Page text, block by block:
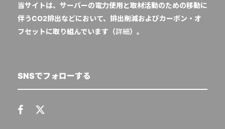
当サイトは、サーバーの電力使用と取材活動のための移動に
伴うCO2排出などにおいて、排出削減およびカーボン・オ
フセットに取り組んでいます（詳細）。
SNSでフォローする